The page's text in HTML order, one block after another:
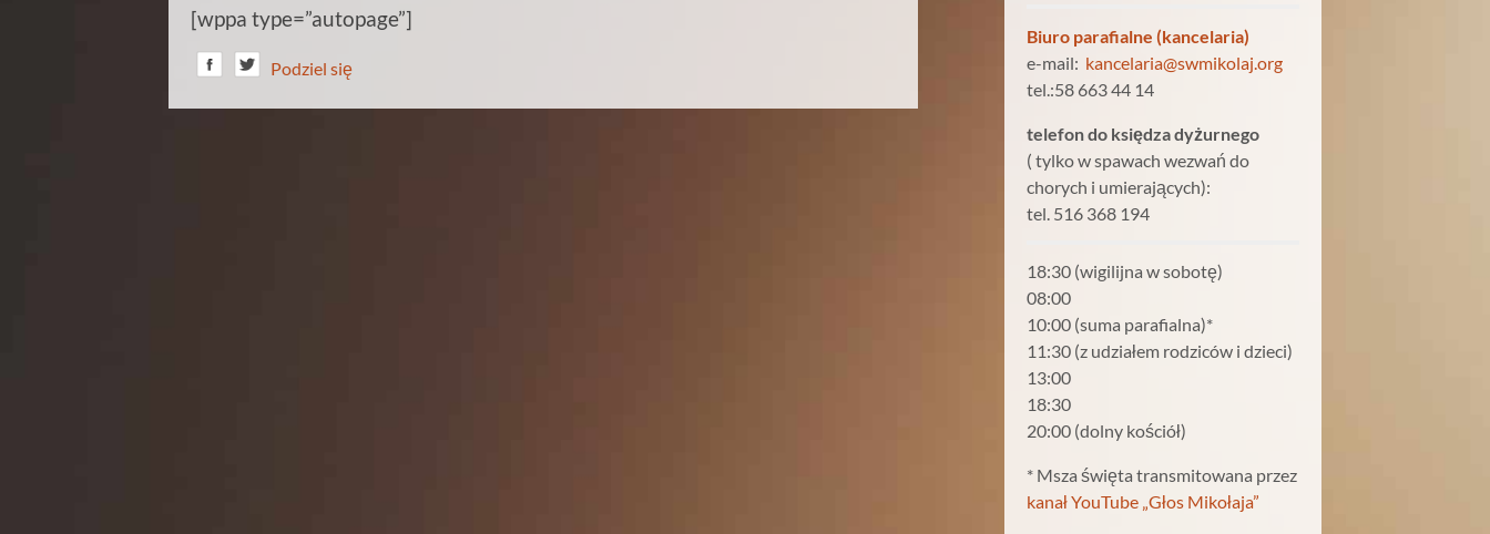
[wppa type=”autopage”]
Podziel się
Biuro parafialne (kancelaria)
e-mail: kancelaria@swmikolaj.org
tel.:58 663 44 14
telefon do księdza dyżurnego
( tylko w spawach wezwań do
chorych i umierających):
tel. 516 368 194
18:30 (wigilijna w sobotę)
08:00
10:00 (suma parafialna)*
11:30 (z udziałem rodziców i dzieci)
13:00
18:30
20:00 (dolny kościół)
* Msza święta transmitowana przez
kanał YouTube „Głos Mikołaja”